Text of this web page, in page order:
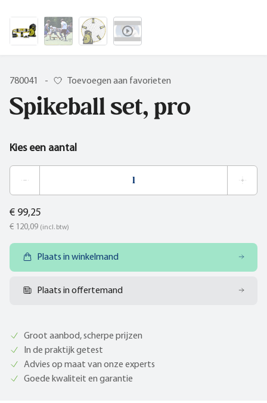
780041 - Toevoegen aan favorieten
Spikeball set, pro
Kies een aantal
€ 99,25
€ 120,09 (incl. btw)
Plaats in winkelmand
Plaats in offertemand
Groot aanbod, scherpe prijzen
In de praktijk getest
Advies op maat van onze experts
Goede kwaliteit en garantie